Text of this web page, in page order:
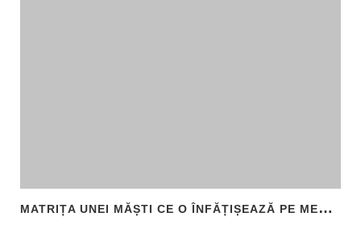
M
ATRIȚA UNEI MĂȘTI CE O ÎNFĂȚIȘEAZĂ PE MEDUSA, DESCOPERITĂ ÎN SICILIA